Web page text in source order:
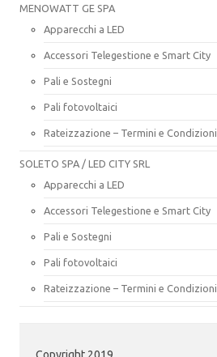
MENOWATT GE SPA
Apparecchi a LED
Accessori Telegestione e Smart City
Pali e Sostegni
Pali fotovoltaici
Rateizzazione – Termini e Condizioni
SOLETO SPA / LED CITY SRL
Apparecchi a LED
Accessori Telegestione e Smart City
Pali e Sostegni
Pali fotovoltaici
Rateizzazione – Termini e Condizioni